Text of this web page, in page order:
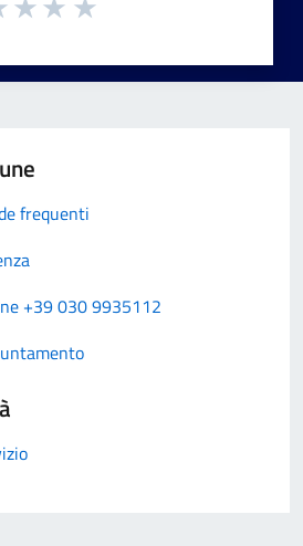
frequenti
+39 030 9935112